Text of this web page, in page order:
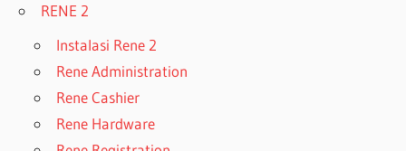
RENE 2
Instalasi Rene 2
Rene Administration
Rene Cashier
Rene Hardware